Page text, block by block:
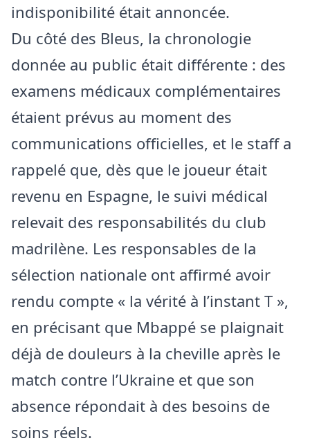
indisponibilité était annoncée.
Du côté des Bleus, la chronologie
donnée au public était différente : des
examens médicaux complémentaires
étaient prévus au moment des
communications officielles, et le staff a
rappelé que, dès que le joueur était
revenu en Espagne, le suivi médical
relevait des responsabilités du club
madrilène. Les responsables de la
sélection nationale ont affirmé avoir
rendu compte « la vérité à l’instant T »,
en précisant que Mbappé se plaignait
déjà de douleurs à la cheville après le
match contre l’Ukraine et que son
absence répondait à des besoins de
soins réels.